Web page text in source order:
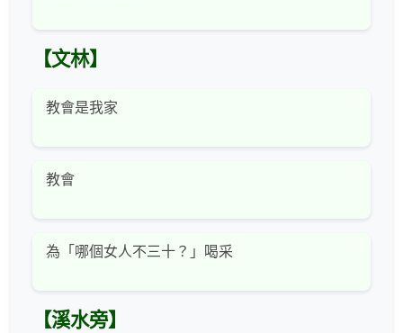
【文林】
教會是我家
教會
為「哪個女人不三十？」喝采
【溪水旁】